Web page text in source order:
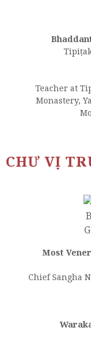
Teacher at
Monastery,
CHƯ VỊ
Most
Chief Sangha